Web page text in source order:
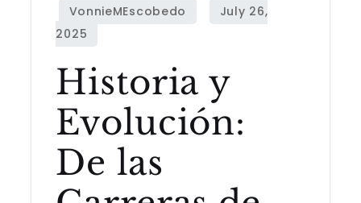
Historia y
Evolución:
De las